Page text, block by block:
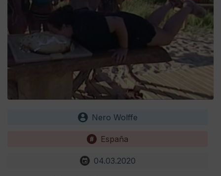
Nero Wolffe
España
04.03.2020